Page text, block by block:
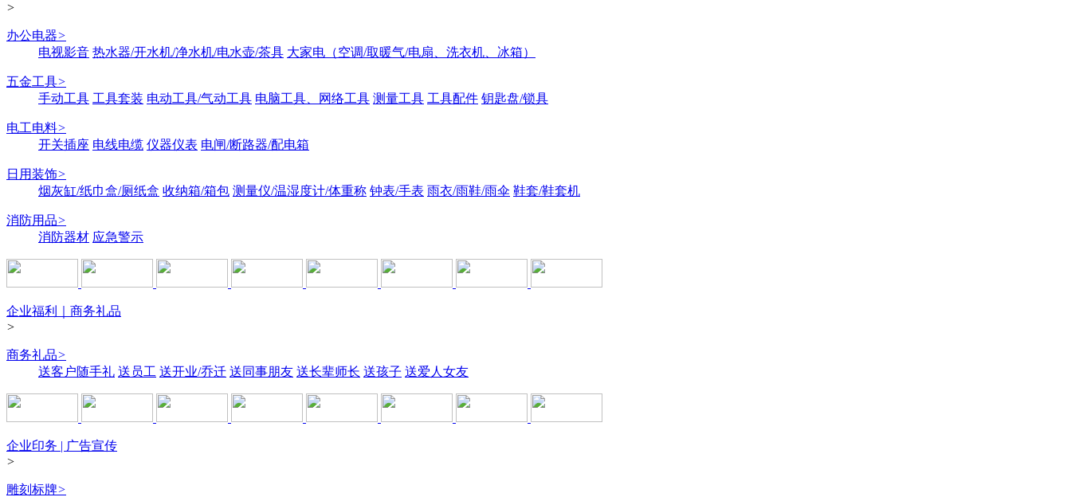
>
办公电器>
电视影音 热水器/开水机/净水机/电水壶/茶具 大家电（空调/取暖气/电扇、洗衣机、冰箱）
五金工具>
手动工具 工具套装 电动工具/气动工具 电脑工具、网络工具 测量工具 工具配件 钥匙盘/锁具
电工电料>
开关插座 电线电缆 仪器仪表 电闸/断路器/配电箱
日用装饰>
烟灰缸/纸巾盒/厕纸盒 收纳箱/箱包 测量仪/温湿度计/体重称 钟表/手表 雨衣/雨鞋/雨伞 鞋套/鞋套机
消防用品>
消防器材 应急警示
企业福利｜商务礼品
>
商务礼品>
送客户随手礼 送员工 送开业/乔迁 送同事朋友 送长辈师长 送孩子 送爱人女友
企业印务 | 广告宣传
>
雕刻标牌>